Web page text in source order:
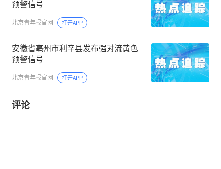
预警信号
北京青年报官网 打开APP
安徽省亳州市利辛县发布强对流黄色
预警信号
北京青年报官网 打开APP
评论